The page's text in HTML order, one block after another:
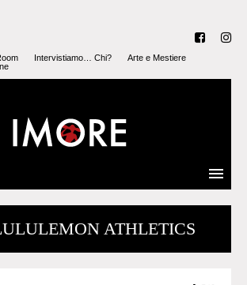
Intervistiamo… Chi?
Arte e Mestiere
ATHLETICS